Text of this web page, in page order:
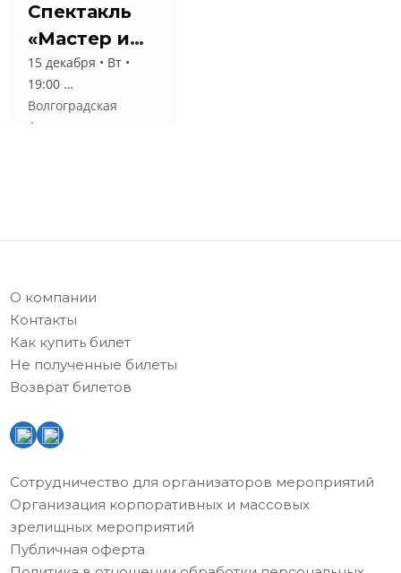
Спектакль
«Мастер и
Маргарита»
15 декабря • Вт •
19:00
Волгоградская
филармония
О компании
Контакты
Как купить билет
Не полученные билеты
Возврат билетов
Сотрудничество для организаторов мероприятий
Организация корпоративных и массовых
зрелищных мероприятий
Публичная оферта